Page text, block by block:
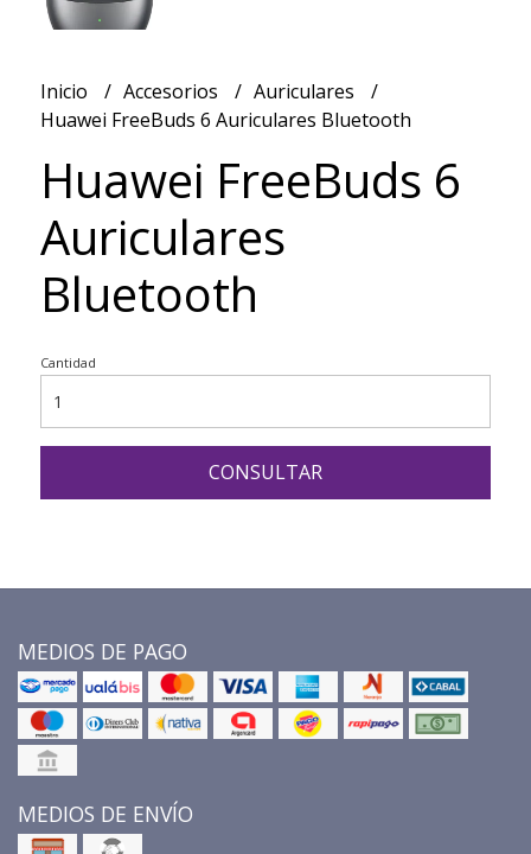
Inicio Accesorios
Auriculares
Huawei FreeBuds 6 Auriculares Bluetooth
Huawei FreeBuds 6
Auriculares
Bluetooth
Cantidad
CONSULTAR
MEDIOS DE PAGO
MEDIOS DE ENVÍO